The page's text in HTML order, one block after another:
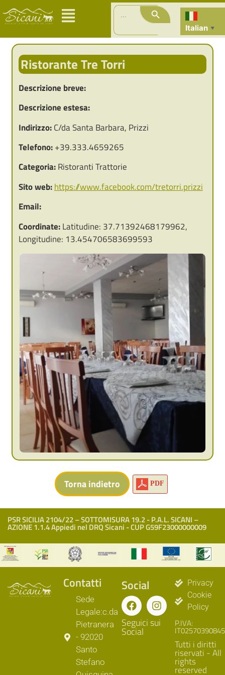
Search
for:
Search Button
Italian ▼
Ristorante Tre Torri
Descrizione breve:
Descrizione estesa:
Indirizzo:C/da Santa Barbara, Prizzi
Telefono:+39.333.4659265
Categoria:Ristoranti Trattorie
Sito web: https://www.facebook.com/tretorri.prizzi
Email:
Coordinate:Latitudine: 37.71392468179962,
Longitudine: 13.454706583699593
PDF
PSR SICILIA 2104/22 – SOTTOMISURA 19.2 - P.A.L. SICANI –
AZIONE 1.1.4 Appiedi nel DRQ Sicani - CUP G59F23000000009
Contatti
Sede
Legale:c.da
Pietranera
- 92020
Santo
Stefano
Social
Seguici sui
Social
Privacy
Cookie
Policy
P.IVA:
IT02570390845
Tutti i diritti
riservati - All
rights
reserved